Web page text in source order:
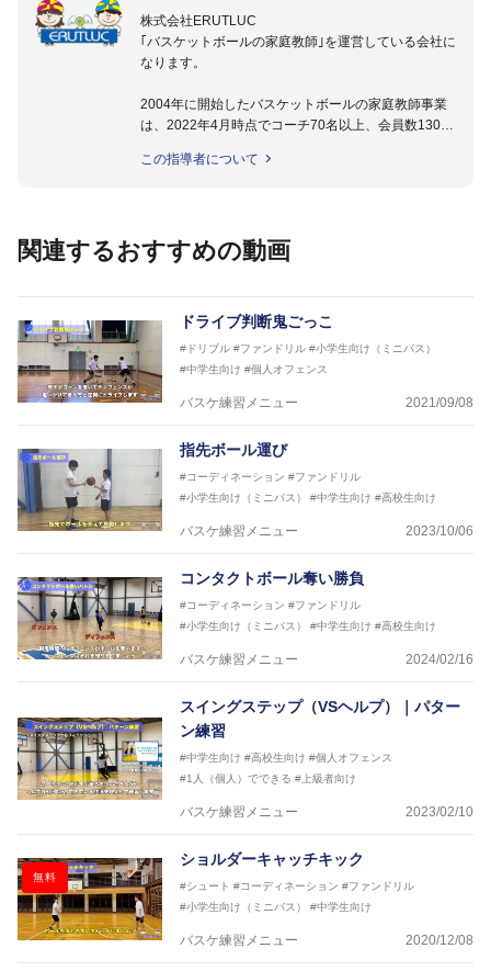
株式会社ERUTLUC
｢バスケットボールの家庭教師｣を運営している会社に
なります。
2004年に開始したバスケットボールの家庭教師事業
は、2022年4月時点でコーチ70名以上、会員数1300
指導実績多数・各地講習会なども担当しており、「は
など多くの書籍・DVDも監修しています。
2016年U12ナショナルキャンプヘッドコーチ
2016年U13ナショナルキャンプヘッドコーチ
2016年男子日本代表サポートコーチ
2017年U12ナショナルキャンプヘッドコーチ
2017年U13ナショナルキャンプヘッドコーチ
2018年U22日本代表スプリングキャンプアドバイザ
リーコーチ
2018年U12ナショナルキャンプヘッドコーチ
2018年U13ナショナルキャンプヘッドコーチ
2018年～2021年男子日本代表サポートコーチ
2021年～女子日本代表アシスタントコーチ
この指導者について
関連するおすすめの動画
ドライブ判断鬼ごっこ
#ドリブル #ファンドリル #小学生向け（ミニバス）
#中学生向け #個人オフェンス
バスケ練習メニュー 2021/09/08
指先ボール運び
#コーディネーション #ファンドリル
#小学生向け（ミニバス）
#中学生向け #高校生向け
バスケ練習メニュー 2023/10/06
コンタクトボール奪い勝負
#コーディネーション #ファンドリル
#小学生向け（ミニバス）
#中学生向け #高校生向け
バスケ練習メニュー 2024/02/16
スイングステップ（VSヘルプ）｜パター
ン練習
#中学生向け #高校生向け #個人オフェンス
#1人（個人）でできる #上級者向け
バスケ練習メニュー 2023/02/10
無料
ショルダーキャッチキック
#シュート #コーディネーション #ファンドリル
#小学生向け（ミニバス）
#中学生向け
バスケ練習メニュー 2020/12/08